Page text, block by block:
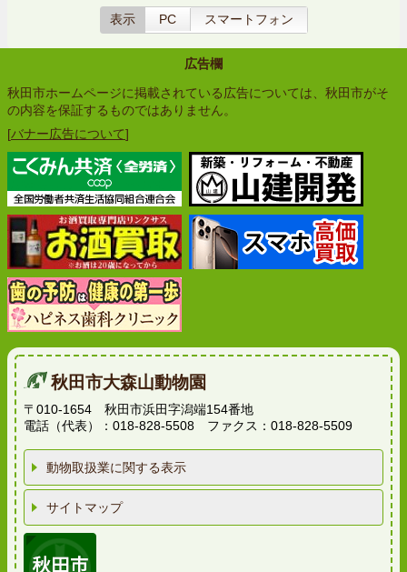
表示 PC スマートフォン
広告欄
秋田市ホームページに掲載されている広告については、秋田市がそ
の内容を保証するものではありません。
[バナー広告について]
秋田市大森山動物園
〒010-1654 秋田市浜田字潟端154番地
電話（代表）：018-828-5508 ファクス：018-828-5509
動物取扱業に関する表示
サイトマップ